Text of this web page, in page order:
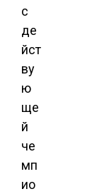
с
де
йст
ву
ю
ще
й
че
мп
ио